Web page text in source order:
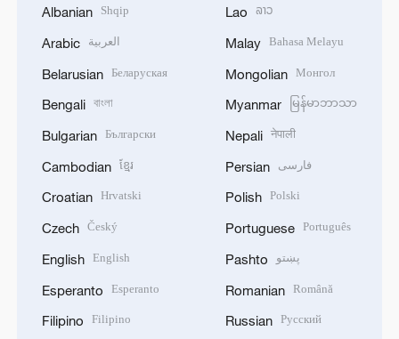
Albanian Shqip
Arabic العربية
Belarusian Беларуская
Bengali বাংলা
Bulgarian Български
Cambodian ខ្មែរ
Croatian Hrvatski
Czech Český
English English
Esperanto Esperanto
Filipino Filipino
Lao ລາວ
Malay Bahasa Melayu
Mongolian Монгол
Myanmar မြန်မာဘာသာ
Nepali नेपाली
Persian فارسی
Polish Polski
Portuguese Português
Pashto پښتو
Romanian Română
Russian Русский